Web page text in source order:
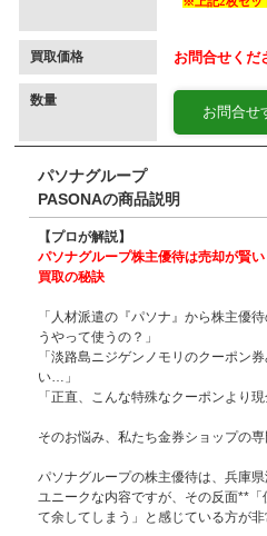
買取価格 お問合せくだ
数量
お問合せ
パソナグループ
PASONAの商品説明
【プロが解説】
パソナグループ株主優待は売却が賢
買取の秘訣
「人材派遣の『パソナ』から株主優
うやって使うの？」
「淡路島ニジゲンノモリのクーポン
い…」
「正直、こんな特殊なクーポンより
そのお悩み、私たち金券ショップの
パソナグループの株主優待は、兵庫
ユニークな内容ですが、その反面**
て余してしまう」と感じている方が非